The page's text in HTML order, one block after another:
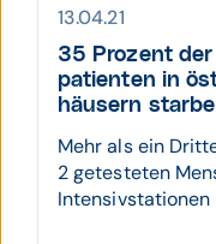
13.04.21
35 Prozent
patienten in
häusern
Mehr als ein
2 getesteten
Intensivstationen